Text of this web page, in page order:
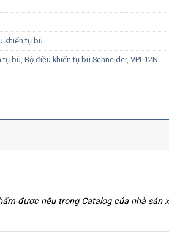
khiển tụ bù
tụ bù Bộ điều khiển tụ bù Schneider, VPL12N
được nêu trong Catalog của nhà sản